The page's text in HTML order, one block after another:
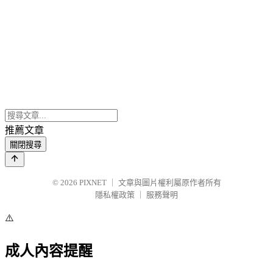
推薦文章
關閉搜尋
© 2026 PIXNET
文章與圖片權利屬原作者所有
隱私權政策
服務聲明
⚠️
成人內容提醒